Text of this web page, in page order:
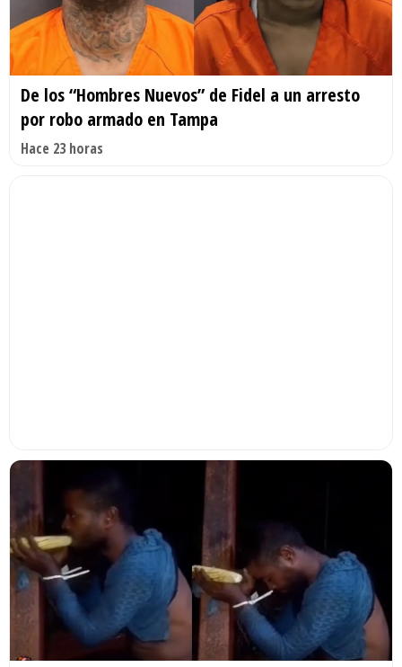
De los “Hombres Nuevos” de Fidel a un arresto
por robo armado en Tampa
Hace 23 horas